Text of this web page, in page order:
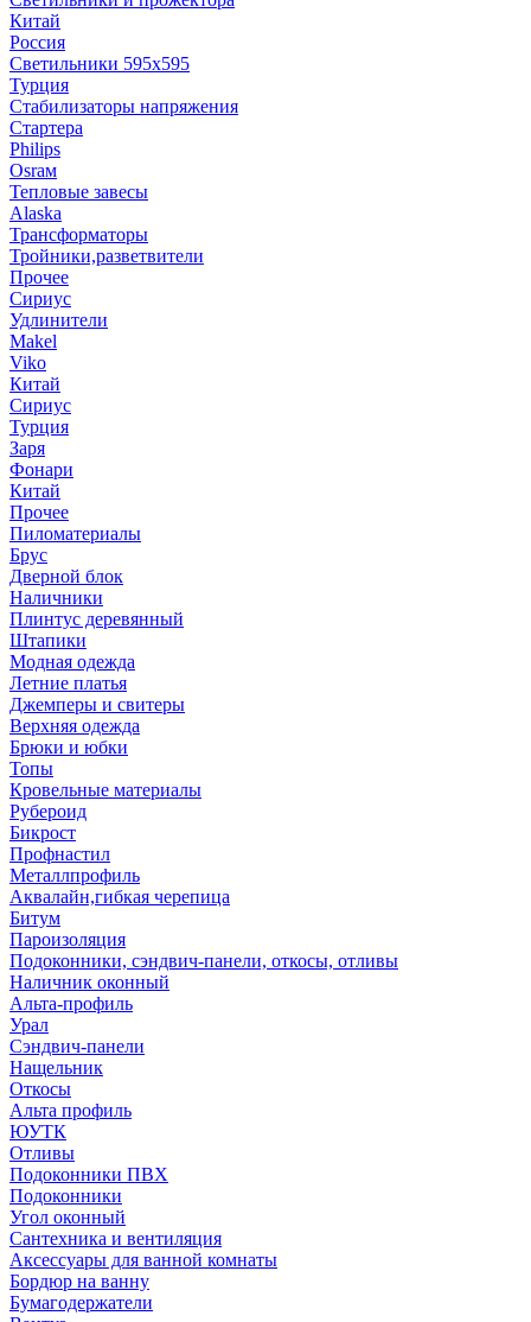
Китай
Россия
Светильники 595х595
Турция
Стабилизаторы напряжения
Стартера
Philips
Оsrам
Тепловые завесы
Alaska
Трансформаторы
Тройники,разветвители
Прочее
Сириус
Удлинители
Makel
Viko
Китай
Сириус
Турция
Заря
Фонари
Китай
Прочее
Пиломатериалы
Брус
Дверной блок
Наличники
Плинтус деревянный
Штапики
Модная одежда
Летние платья
Джемперы и свитеры
Верхняя одежда
Брюки и юбки
Топы
Кровельные материалы
Рубероид
Бикрост
Профнастил
Металлпрофиль
Аквалайн,гибкая черепица
Битум
Пароизоляция
Подоконники, сэндвич-панели, откосы, отливы
Наличник оконный
Альта-профиль
Урал
Сэндвич-панели
Нащельник
Откосы
Альта профиль
ЮУТК
Отливы
Подоконники ПВХ
Подоконники
Угол оконный
Сантехника и вентиляция
Аксессуары для ванной комнаты
Бордюр на ванну
Бумагодержатели